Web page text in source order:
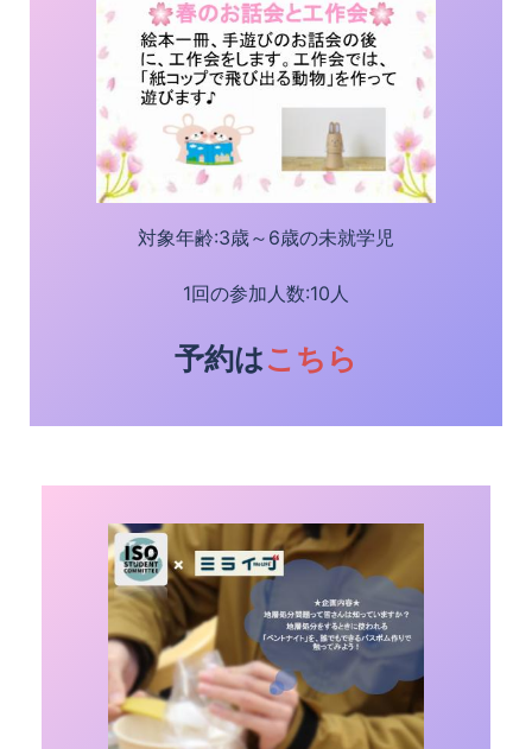
対象年齢:3歳～6歳の未就学児
1回の参加人数:10人
予約はこちら